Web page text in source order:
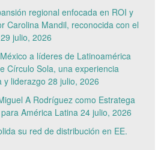
regional enfocada en ROI y
Carolina Mandil, reconocida con el
29 julio, 2026
a líderes de Latinoamérica
Círculo Sola, una experiencia
y liderazgo 28 julio, 2026
A Rodríguez como Estratega
América Latina 24 julio, 2026
su red de distribución en EE.